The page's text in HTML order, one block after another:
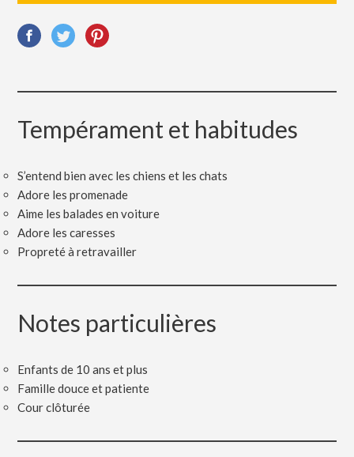
Tempérament et habitudes
S’entend bien avec les chiens et les chats
Adore les promenade
Aime les balades en voiture
Adore les caresses
Propreté à retravailler
Notes particulières
Enfants de 10 ans et plus
Famille douce et patiente
Cour clôturée